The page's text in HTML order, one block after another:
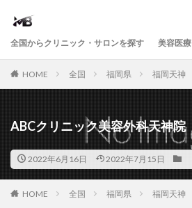
全国からクリニック・サロンを探す 美容医療
HOME 全国 福岡県 福岡天神
ABCクリニック美容外科天神院
2022年6月16日 2022年7月15日
HOME 全国 福岡県 福岡天神